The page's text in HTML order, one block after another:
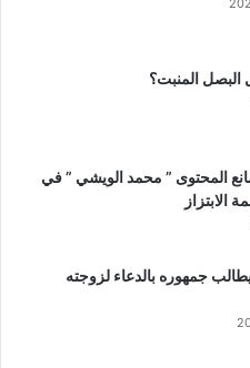
المنبت؟
المحتوى ” محمد الويشي ” في
الابتزاز
جمهوره بالدعاء لزوجته